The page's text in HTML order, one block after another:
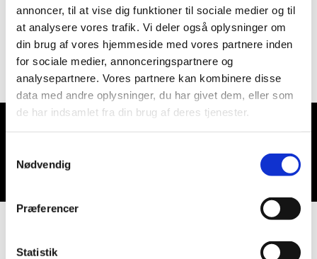
annoncer, til at vise dig funktioner til sociale medier og til
at analysere vores trafik. Vi deler også oplysninger om
din brug af vores hjemmeside med vores partnere inden
for sociale medier, annonceringspartnere og
analysepartnere. Vores partnere kan kombinere disse
data med andre oplysninger, du har givet dem, eller som
de har indsamlet fra din brug af deres tjenester.
Nødvendig
Præferencer
Statistik
kirken. Undervejs synger vi også par sange og der
oplæses en fortælling eller lignende.
Du vil måske også kunne lide...